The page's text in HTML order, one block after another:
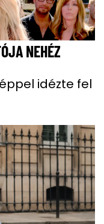
NEHÉZ
idézte fel